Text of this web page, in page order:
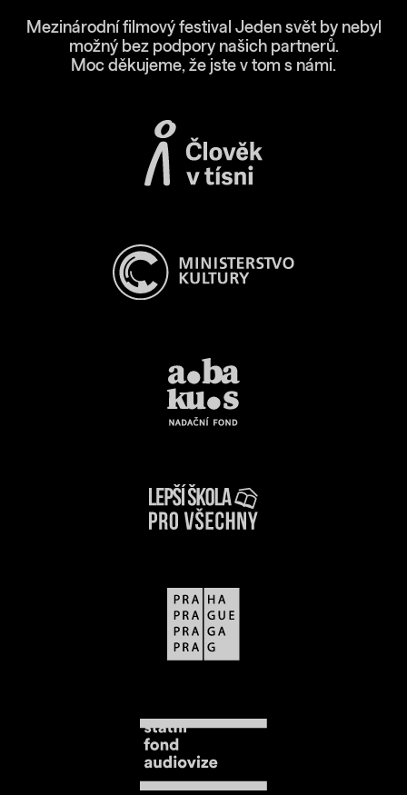
Mezinárodní filmový festival Jeden svět by nebyl
možný bez podpory našich partnerů.
Moc děkujeme, že jste v tom s námi.